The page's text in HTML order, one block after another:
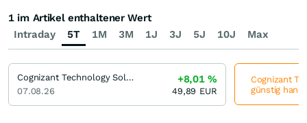
Intraday 5T 1M 3M 1J 3J 5J 10J Max
1 im Artikel enthaltener Wert
Cognizant Technology Solutions (A)
07.08.26
+8,01%
49,89 EUR
Cognizant
günstig